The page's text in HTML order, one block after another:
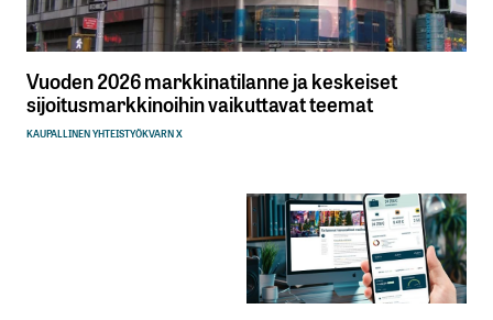
Vuoden 2026 markkinatilanne ja keskeiset
sijoitusmarkkinoihin vaikuttavat teemat
KAUPALLINEN YHTEISTYÖKVARN X